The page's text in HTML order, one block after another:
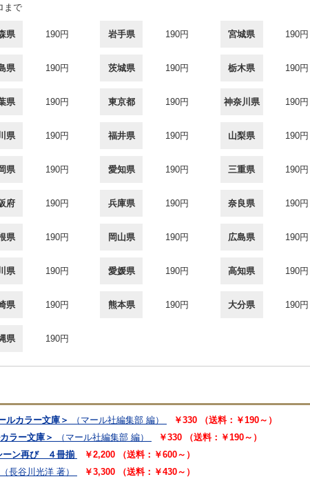
まで
県 190円 岩手県 190円 宮城県 190円
県 190円 茨城県 190円 栃木県 190円
県 190円 東京都 190円 神奈川県 190円
県 190円 福井県 190円 山梨県 190円
県 190円 愛知県 190円 三重県 190円
府 190円 兵庫県 190円 奈良県 190円
県 190円 岡山県 190円 広島県 190円
県 190円 愛媛県 190円 高知県 190円
県 190円 熊本県 190円 大分県 190円
県 190円
ルカラー文庫＞ （マール社編集部 編）
￥330 （送料：￥190～）
ラー文庫＞
（マール社編集部 編）
￥330 （送料：￥190～）
ーン再び ４冊揃
￥2,200 （送料：￥600～）
（長谷川光洋 著） ￥3,300 （送料：￥430～）